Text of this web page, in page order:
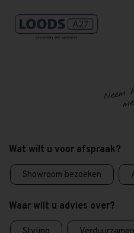
Wat wilt u voor afspraak?
Showroom bezoeken
Waar wilt u advies over?